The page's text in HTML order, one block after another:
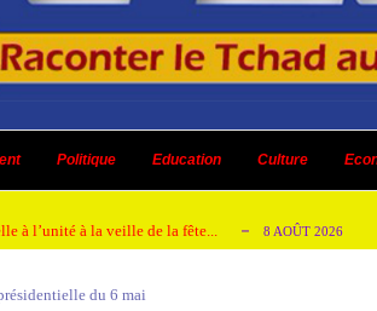
Politique Education Culture
culturels 8 AOÛT 2026
8 AOÛT 2026
à l’unité à la veille de la fête... 8 AOÛT 2026
à renoncer au retrait de la CPI
du 6 mai